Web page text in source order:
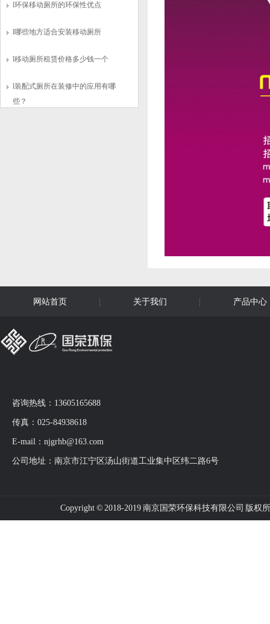
l环保移动厕所的环保性优点
l哪些地方适合安装移动厕所
l移动厕所租赁价格多少钱一个
l装配式厕所在装修中的应用有哪
些？
网站首页 关于我们 产品中心
咨询热线：13605165688
传真：025-84938618
E-mail：njgrhb@163.com
公司地址：南京市江宁区汤山街道工业集中区纬二路6号
Copyright © 2018-2019 南京国荣环保科技有限公司 版权